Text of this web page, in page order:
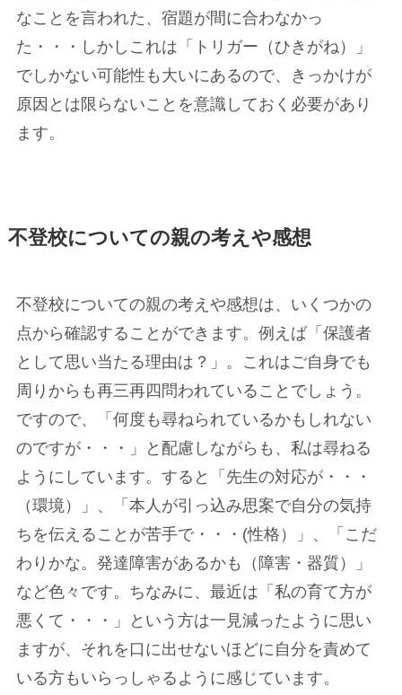
なことを言われた、宿題が間に合わなかっ
た・・・しかしこれは「トリガー（ひきがね）」
でしかない可能性も大いにあるので、きっかけが
原因とは限らないことを意識しておく必要があり
ます。
不登校についての親の考えや感想
不登校についての親の考えや感想は、いくつかの
点から確認することができます。例えば「保護者
として思い当たる理由は？」。これはご自身でも
周りからも再三再四問われていることでしょう。
ですので、「何度も尋ねられているかもしれない
のですが・・・」と配慮しながらも、私は尋ねる
ようにしています。すると「先生の対応が・・・
（環境）」、「本人が引っ込み思案で自分の気持
ちを伝えることが苦手で・・・(性格）」、「こだ
わりかな。発達障害があるかも（障害・器質）」
など色々です。ちなみに、最近は「私の育て方が
悪くて・・・」という方は一見減ったように思い
ますが、それを口に出せないほどに自分を責めて
いる方もいらっしゃるように感じています。